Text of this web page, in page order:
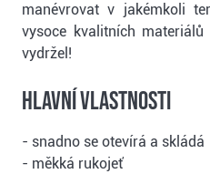
manévrovat v jakémkoli
vysoce kvalitních
vydržel!
Hlavní vlastnosti
- snadno se otevírá a skládá
- měkká rukojeť